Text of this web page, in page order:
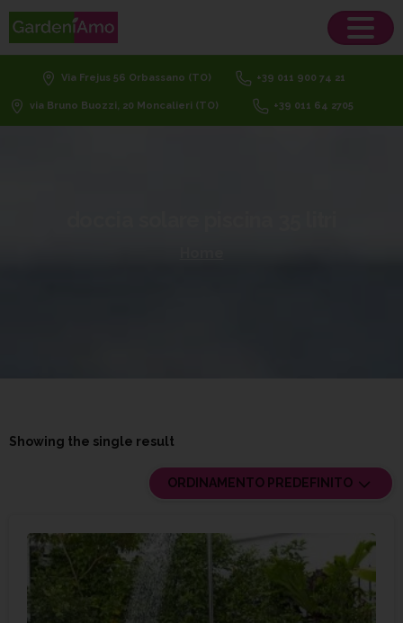
Via Frejus 56 Orbassano (TO) +39 011 900 74 21
via Bruno Buozzi, 20 Moncalieri (TO) +39 011 64 2705
Showing the single result
ORDINAMENTO PREDEFINITO